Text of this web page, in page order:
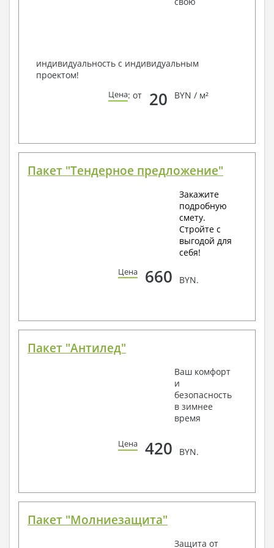
индивидуальность с индивидуальным
проектом!
Цена: от 20 BYN / м²
Пакет "Тендерное предложение"
Закажите
подробную
смету.
Стройте с
выгодой для
себя!
Цена 660 BYN.
Пакет "Антилед"
Ваш комфорт
и
безопасность
в зимнее
время
Цена 420 BYN.
Пакет "Молниезащита"
Защита от